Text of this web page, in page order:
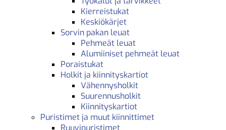
Kierreistukat
Keskiökärjet
Sorvin pakan leuat
Pehmeät leuat
Alumiiniset pehmeät leuat
Poraistukat
Holkit ja kiinnityskartiot
Vähennysholkit
Suurennusholkit
Kiinnityskartiot
Puristimet ja muut kiinnittimet
Ruuvipuristimet